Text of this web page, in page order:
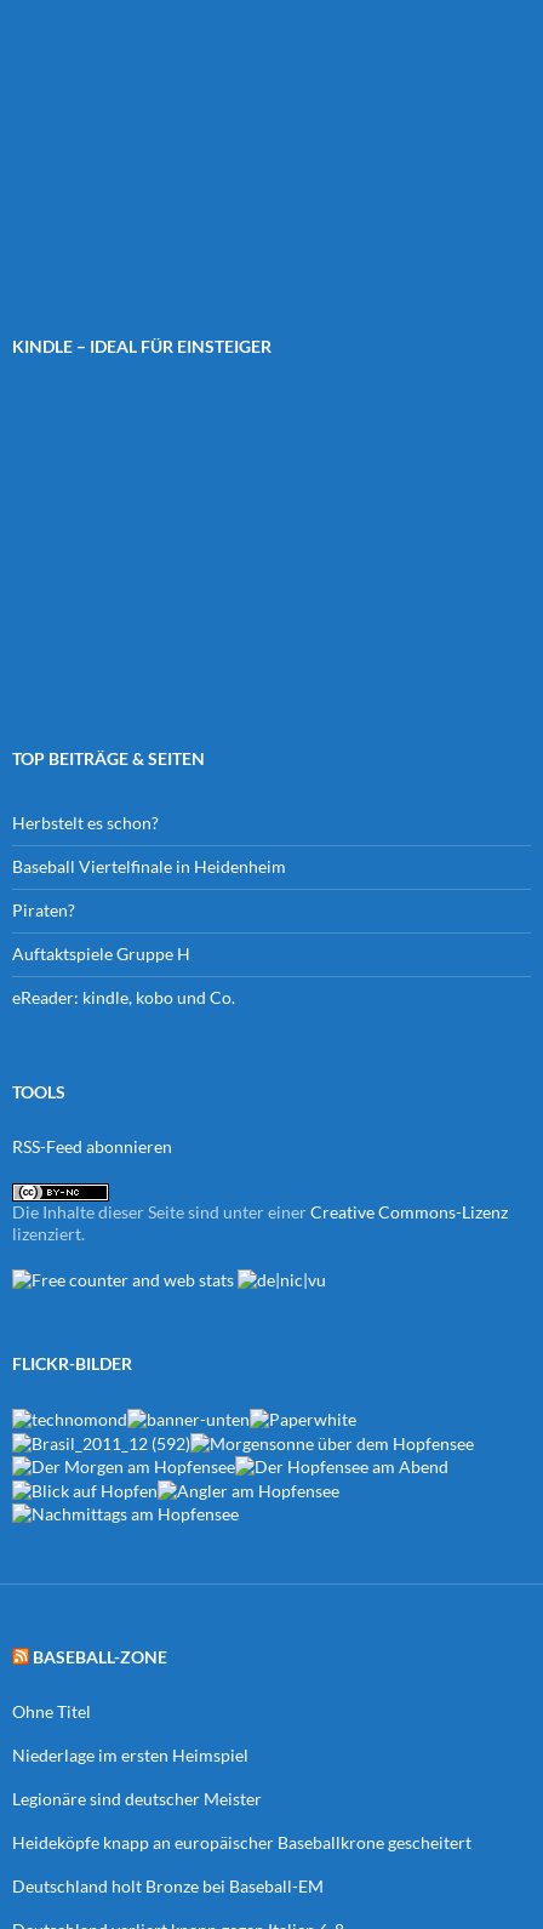
KINDLE – IDEAL FÜR EINSTEIGER
TOP BEITRÄGE & SEITEN
Herbstelt es schon?
Baseball Viertelfinale in Heidenheim
Piraten?
Auftaktspiele Gruppe H
eReader: kindle, kobo und Co.
TOOLS
RSS-Feed abonnieren
Die Inhalte dieser Seite sind unter einerCreative Commons-Lizenz
lizenziert.
FLICKR-BILDER
BASEBALL-ZONE
Ohne Titel
Niederlage im ersten Heimspiel
Legionäre sind deutscher Meister
Heideköpfe knapp an europäischer Baseballkrone gescheitert
Deutschland holt Bronze bei Baseball-EM